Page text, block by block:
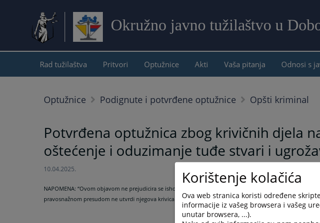
Okružno javno tužilaštvo u
Rad tužilaštva Pritvori Optužnice Akti Vaša pitanja Odnosi s
Optužnice Podignute i potvrđene optužnice Opšti kriminal
Potvrđena optužnica zbog krivičnih djela
oštećenje i oduzimanje tuđe stvari i
10.04.2025.
NAPOMENA: “Ovom objavom ne prejudicira se ishod krivičnog postupka i ne narušava princip presumpcije
pravosnažnom presudom ne utvrdi njegova krivica.”
Korištenje kolačića
Ova web stranica koristi određene
informacije iz vašeg browsera i vašeg
unutar browsera, ...).